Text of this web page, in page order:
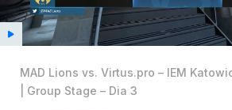
MAD Lions vs. Virtus.pro – IEM
| Group Stage – Dia 3